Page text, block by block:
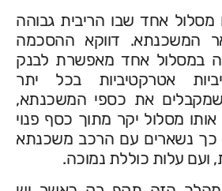
מסלול אחד שבו הריבית גבוהה
המשכנתא. דווקא ההסכמה
במסלול אחד מאפשרת לבנק
אטרקטיביות בכל יתר
שמקבלים את כספי המשכנתא,
מסלול יקר מתוך כסף פנוי
נשארים עם הרכב משכנתא
ועם עלות כוללת נמוכה.